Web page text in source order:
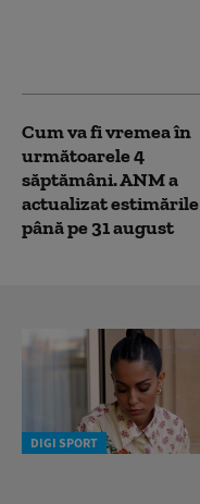
Cum va fi vremea în
următoarele 4
săptămâni. ANM a
actualizat estimările
până pe 31 august
DIGI SPORT